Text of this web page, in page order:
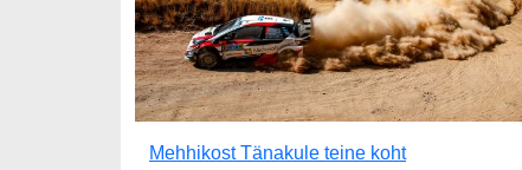
Mehhikost Tänakule teine koht